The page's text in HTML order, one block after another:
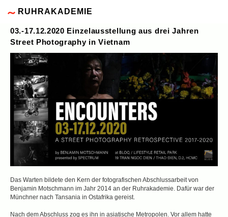
RUHRAKADEMIE
03.-17.12.2020 Einzelausstellung aus drei Jahren
Street Photography in Vietnam
Das Warten bildete den Kern der fotografischen Abschlussarbeit von
Benjamin Motschmann im Jahr 2014 an der Ruhrakademie. Dafür war der
Münchner nach Tansania in Ostafrika gereist.
Nach dem Abschluss zog es ihn in asiatische Metropolen. Vor allem hatte